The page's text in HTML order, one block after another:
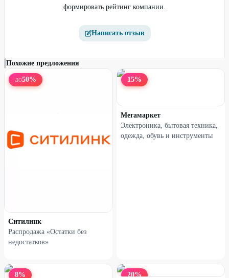
Наушники XIAOMI Redmi
формировать рейтинг компании.
Написать отзыв
Похожие предложения
ДО50%
Ситилинк
Распродажа «Остатки без
недостатков»
15%
Мегамаркет
Электроника, бытовая техника,
одежда, обувь и инструменты
8% 20%